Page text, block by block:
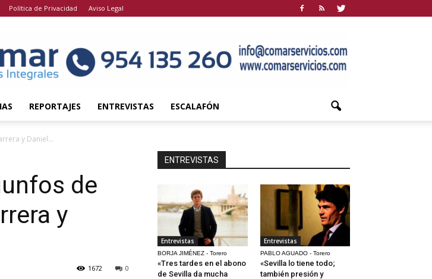
Política de Privacidad Aviso Legal
REPORTAJES ENTREVISTAS ESCALAFÓN
y Daniel...
de
y
0
1672
ENTREVISTAS
Entrevistas
BORJA JIMÉNEZ - Torero
«Tres tardes en el abono
de Sevilla da mucha
Entrevistas
PABLO AGUADO - Torero
«Sevilla lo tiene todo;
también presión y